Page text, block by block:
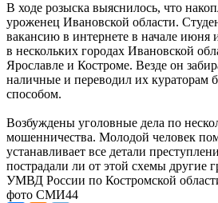
В ходе розыска выяснилось, что
уроженец Ивановской области.
вакансию в интернете в начале июня
в нескольких городах Ивановской
Ярославле и Костроме. Везде он
наличные и переводил их кураторам
способом.
Возбуждены уголовные дела по
мошенничества. Молодой человек
устанавливает все детали
пострадали ли от этой схемы другие
УМВД России по Костромской
фото СМИ44